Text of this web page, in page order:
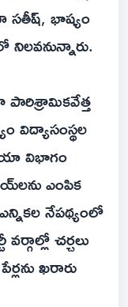
సతీష్, భాష్యం
పారిశ్రామికవేత్త
విద్యాసంస్థల
విభాగం
ఎంపిక
నేపథ్యంలో
చర్చలు
ఖరారు